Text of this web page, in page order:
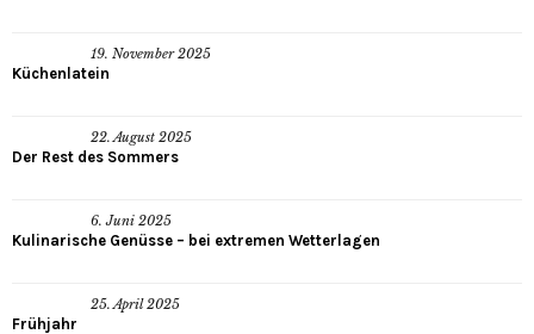
19. November 2025
Küchenlatein
22. August 2025
Der Rest des Sommers
6. Juni 2025
Kulinarische Genüsse – bei extremen Wetterlagen
25. April 2025
Frühjahr